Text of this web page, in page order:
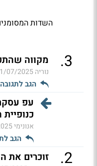
השדות
3
. מקווה
נוריה07/2025 17:38
הגב
עפ
אנונימי
הגב
2
. זוכרים את